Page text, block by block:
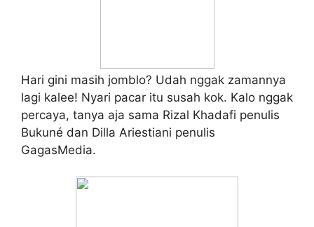
Hari gini masih jomblo? Udah nggak zamannya
lagi kalee! Nyari pacar itu susah kok. Kalo nggak
percaya, tanya aja sama Rizal Khadafi penulis
Bukuné dan Dilla Ariestiani penulis
GagasMedia.